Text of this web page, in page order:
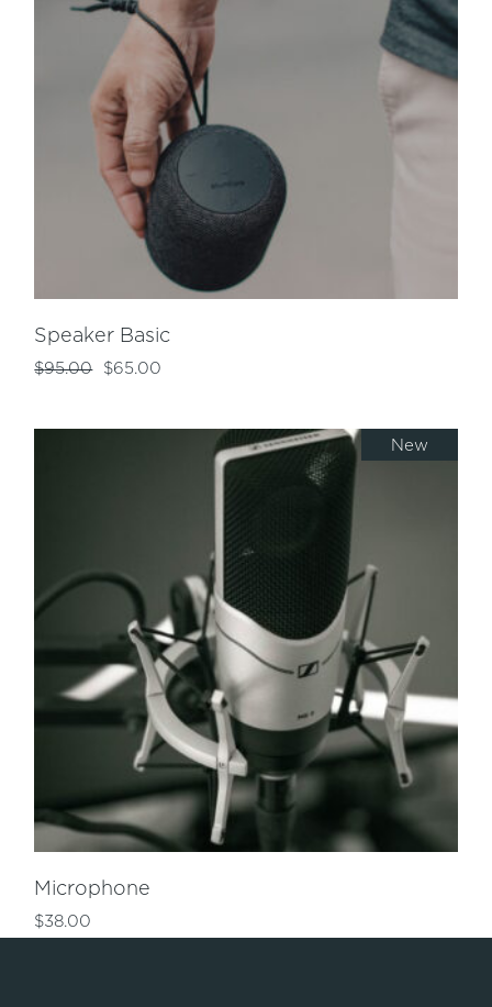
Speaker Basic
$95.00 $65.00
New
Microphone
$38.00